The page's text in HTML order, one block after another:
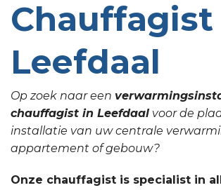
Chauffagist
Leefdaal
Op zoek naar een
chauffagist in Leefdaal voor de
installatie van uw centrale
appartement of gebouw?
Onze chauffagist is specialist in